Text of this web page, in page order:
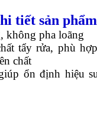
tiết sản phẩm
không pha loãng
tẩy rửa, phù
chất
ổn định hiệu